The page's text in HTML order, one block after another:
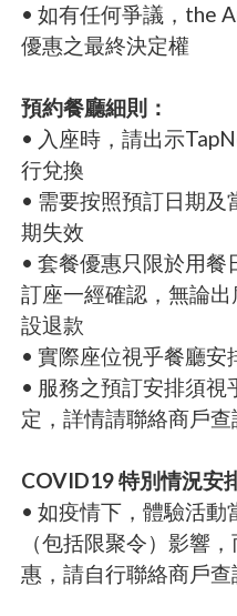
• 如有任何爭議，the
優惠之最終決定權
預約餐廳細則：
• 入座時，請出示
行兌換
• 需要按照預訂日期
期失效
• 套餐優惠只限於用餐
訂座一經確認，無論
設退款
• 實際座位視乎餐廳
• 服務之預訂安排須
定，詳情請聯絡商戶查
COVID19 特別情況安
• 如疫情下，體驗活
（包括限聚令）影響
惠，請自行聯絡商戶